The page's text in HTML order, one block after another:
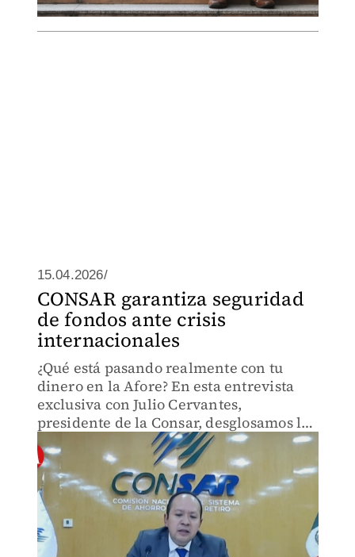
15.04.2026/
CONSAR garantiza seguridad
de fondos ante crisis
internacionales
¿Qué está pasando realmente con tu
dinero en la Afore? En esta entrevista
exclusiva con Julio Cervantes,
presidente de la Consar, desglosamos la
montaña rusa financiera que vivieron
los ahorros de los mexicanos entre
marzo y abril de 2026.